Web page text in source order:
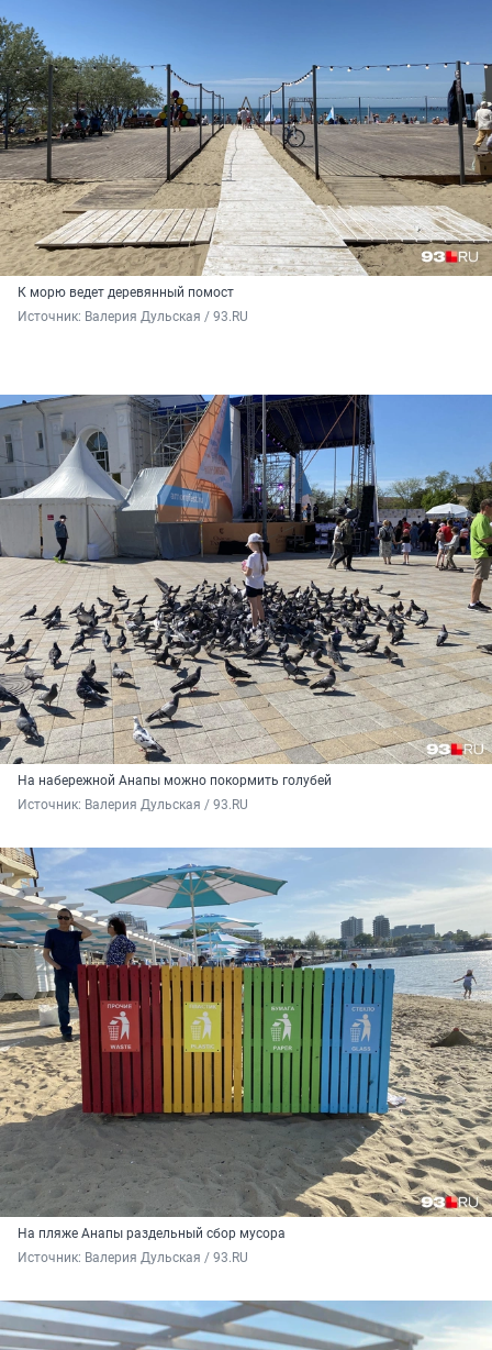
К морю ведет деревянный помост
Источник: Валерия Дульская / 93.RU
На набережной Анапы можно покормить голубей
Источник: Валерия Дульская / 93.RU
На пляже Анапы раздельный сбор мусора
Источник: Валерия Дульская / 93.RU